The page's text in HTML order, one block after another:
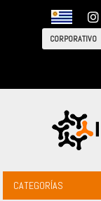
CORPORATIVO
CATEGORÍAS